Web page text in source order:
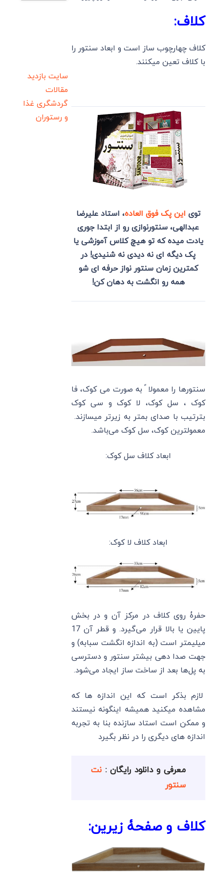
کلاف:
کلاف چهارچوب ساز است و ابعاد سنتور را
با کلاف تعین میکنند.
توی این پک فوق العاده، استاد علیرضا
عبدالهی، سنتورنوازی رو از ابتدا جوری
یادت میده که تو هیچ کلاس آموزشی یا
پک دیگه ای نه دیدی نه شنیدی! در
کمترین زمان سنتور نواز حرفه ای شو
همه رو انگشت به دهان کن!
سنتورها را معمولا ً به صورت می کوک، فا
کوک ، سل کوک، لا کوک و سی کوک
بترتیب با صدای بمتر به زیرتر میسازند.
معمولترین کوک، سل کوک می‌باشد.
ابعاد کلاف سل کوک:
ابعاد کلاف لا کوک:
حفرۀ روی کلاف در مرکز آن و در بخش
پایین یا بالا قرار می‌گیرد. و قطر آن 17
میلیمتر است (به اندازه انگشت سبابه) و
جهت صدا دهی بیشتر سنتور و دسترسی
به پل‌ها بعد از ساخت ساز ایجاد می‌شود.
لازم بذکر است که این اندازه ها که
مشاهده میکنید همیشه اینگونه نیستند
و ممکن است استاد سازنده بنا به تجربه
اندازه های دیگری را در نظر بگیرد
معرفی و دانلود رایگان :نت
سنتور
کلاف و صفحۀ زیرین:
سایت بازدید
مقالات
گردشگری غذا
و رستوران